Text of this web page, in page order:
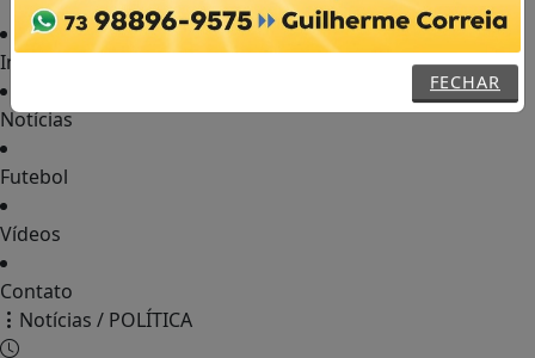
Início
Notícias
Futebol
Vídeos
Contato
FECHAR
Notícias / POLÍTICA